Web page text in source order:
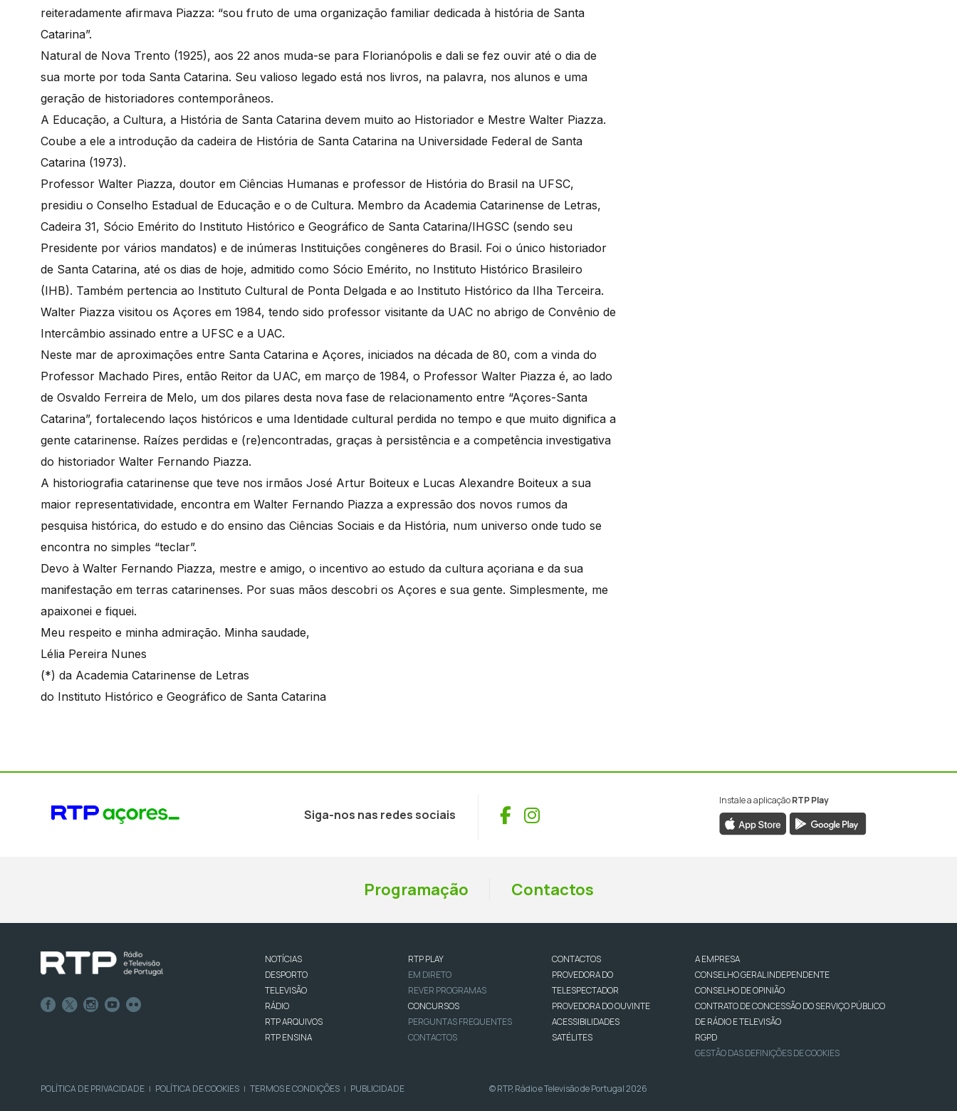
reiteradamente afirmava Piazza: “sou fruto de uma organização familiar dedicada à história de Santa
Catarina”.
Natural de Nova Trento (1925), aos 22 anos muda-se para Florianópolis e dali se fez ouvir até o dia de
sua morte por toda Santa Catarina. Seu valioso legado está nos livros, na palavra, nos alunos e uma
geração de historiadores contemporâneos.
A Educação, a Cultura, a História de Santa Catarina devem muito ao Historiador e Mestre Walter Piazza.
Coube a ele a introdução da cadeira de História de Santa Catarina na Universidade Federal de Santa
Catarina (1973).
Professor Walter Piazza, doutor em Ciências Humanas e professor de História do Brasil na UFSC,
presidiu o Conselho Estadual de Educação e o de Cultura. Membro da Academia Catarinense de Letras,
Cadeira 31, Sócio Emérito do Instituto Histórico e Geográfico de Santa Catarina/IHGSC (sendo seu
Presidente por vários mandatos) e de inúmeras Instituições congêneres do Brasil. Foi o único historiador
de Santa Catarina, até os dias de hoje, admitido como Sócio Emérito, no Instituto Histórico Brasileiro
(IHB). Também pertencia ao Instituto Cultural de Ponta Delgada e ao Instituto Histórico da Ilha Terceira.
Walter Piazza visitou os Açores em 1984, tendo sido professor visitante da UAC no abrigo de Convênio de
Intercâmbio assinado entre a UFSC e a UAC.
Neste mar de aproximações entre Santa Catarina e Açores, iniciados na década de 80, com a vinda do
Professor Machado Pires, então Reitor da UAC, em março de 1984, o Professor Walter Piazza é, ao lado
de Osvaldo Ferreira de Melo, um dos pilares desta nova fase de relacionamento entre “Açores-Santa
Catarina”, fortalecendo laços históricos e uma Identidade cultural perdida no tempo e que muito dignifica a
gente catarinense. Raízes perdidas e (re)encontradas, graças à persistência e a competência investigativa
do historiador Walter Fernando Piazza.
A historiografia catarinense que teve nos irmãos José Artur Boiteux e Lucas Alexandre Boiteux a sua
maior representatividade, encontra em Walter Fernando Piazza a expressão dos novos rumos da
pesquisa histórica, do estudo e do ensino das Ciências Sociais e da História, num universo onde tudo se
encontra no simples “teclar”.
Devo à Walter Fernando Piazza, mestre e amigo, o incentivo ao estudo da cultura açoriana e da sua
manifestação em terras catarinenses. Por suas mãos descobri os Açores e sua gente. Simplesmente, me
apaixonei e fiquei.
Meu respeito e minha admiração. Minha saudade,
Lélia Pereira Nunes
(*) da Academia Catarinense de Letras
do Instituto Histórico e Geográfico de Santa Catarina
Siga-nos nas redes sociais Facebook
Instagram
Instale a aplicaçãoRTP Play
Programação Contactos
NOTÍCIAS
DESPORTO
TELEVISÃO
RÁDIO
RTP ARQUIVOS
RTP ENSINA
RTP PLAY
EM DIRETO
REVER PROGRAMAS
CONCURSOS
PERGUNTAS FREQUENTES
CONTACTOS
CONTACTOS
PROVEDORA DO
TELESPECTADOR
PROVEDORA DO OUVINTE
ACESSIBILIDADES
SATÉLITES
A EMPRESA
CONSELHO GERAL INDEPENDENTE
CONSELHO DE OPINIÃO
CONTRATO DE CONCESSÃO DO SERVIÇO PÚBLICO
DE RÁDIO E TELEVISÃO
RGPD
GESTÃO DAS DEFINIÇÕES DE COOKIES
POLÍTICA DE PRIVACIDADE | POLÍTICA DE COOKIES | TERMOS E CONDIÇÕES | PUBLICIDADE © RTP, Rádio e Televisão de Portugal 2026